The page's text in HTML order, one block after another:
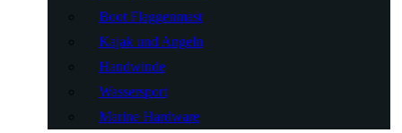
Boot Flaggenmast
Kajak und Angeln
Handwinde
Wassersport
Marine Hardware